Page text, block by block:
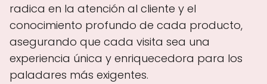
radica en la atención al cliente y el
conocimiento profundo de cada producto,
asegurando que cada visita sea una
experiencia única y enriquecedora para los
paladares más exigentes.